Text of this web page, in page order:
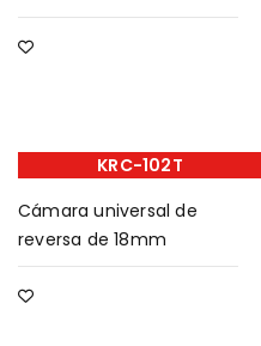
KRC-102T
Cámara universal de
reversa de 18mm